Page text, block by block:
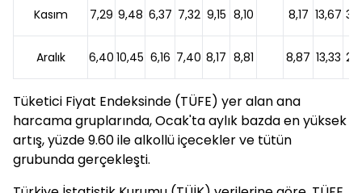
Kasım 7,29 9,48 6,37 7,32 9,15 8,10 8,17 13,67
Aralık 6,40 10,45 6,16 7,40 8,17 8,81 8,87 13,33
Tüketici Fiyat Endeksinde (TÜFE) yer alan ana
harcama gruplarında, Ocak'ta aylık bazda en yüksek
artış, yüzde 9.60 ile alkollü içecekler ve tütün
grubunda gerçekleşti.